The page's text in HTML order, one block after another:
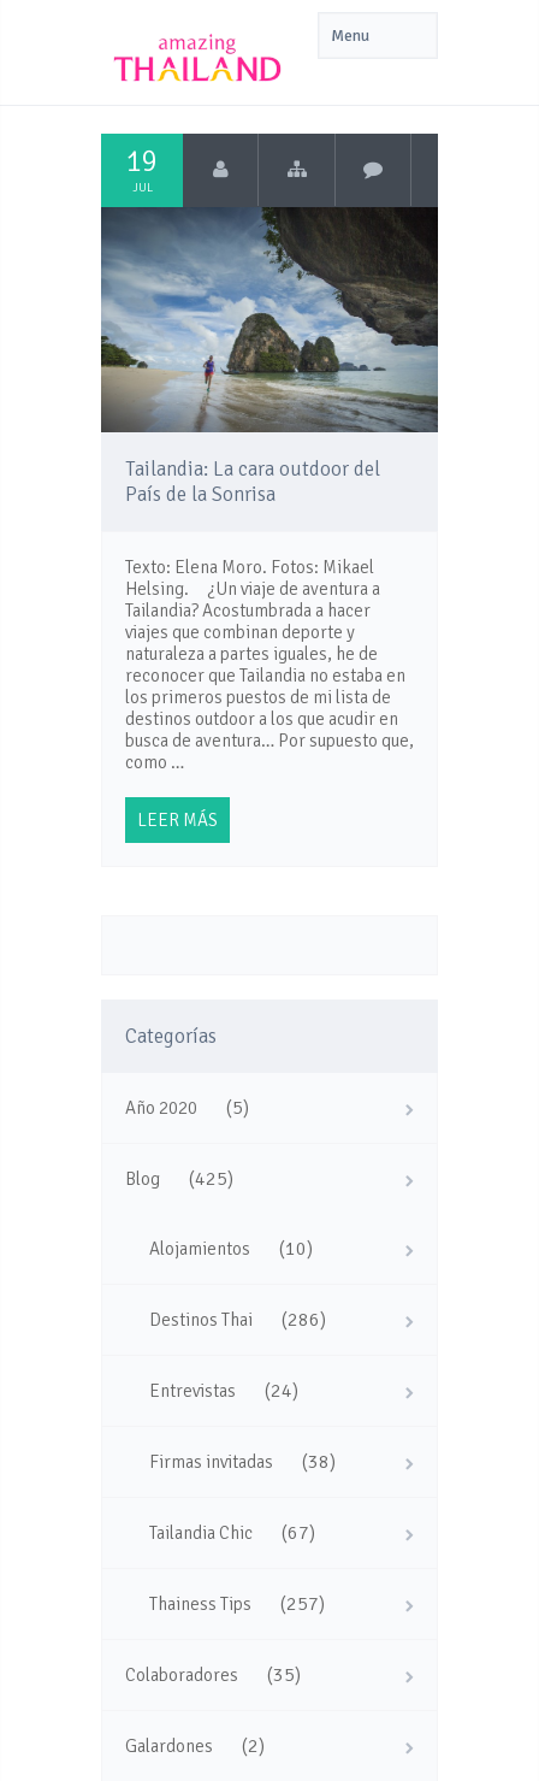
19
JUL
Tailandia: La cara outdoor del
País de la Sonrisa
Texto: Elena Moro. Fotos: Mikael
Helsing. ¿Un viaje de aventura a
Tailandia? Acostumbrada a hacer
viajes que combinan deporte y
naturaleza a partes iguales, he de
reconocer que Tailandia no estaba en
los primeros puestos de mi lista de
destinos outdoor a los que acudir en
busca de aventura… Por supuesto que,
como …
LEER MÁS
Categorías
Año 2020 (5)
Blog (425)
Alojamientos (10)
Destinos Thai (286)
Entrevistas (24)
Firmas invitadas (38)
Tailandia Chic (67)
Thainess Tips (257)
Colaboradores (35)
Galardones (2)